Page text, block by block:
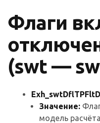
Флаги
(swt —
Значение:
модель